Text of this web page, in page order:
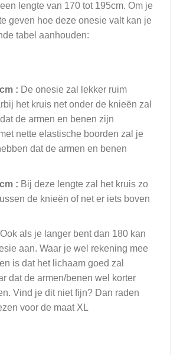
lengte van 170 tot 195cm. Om je
geven hoe deze onesie valt kan je
tabel aanhouden:
: De onesie zal lekker ruim
het kruis net onder de knieën zal
de armen en benen zijn
nette elastische boorden zal je
dat de armen en benen
: Bij deze lengte zal het kruis zo
de knieën of net er iets boven
Ook als je langer bent dan 180 kan
aan. Waar je wel rekening mee
is dat het lichaam goed zal
dat de armen/benen wel korter
Vind je dit niet fijn? Dan raden
voor de maat XL